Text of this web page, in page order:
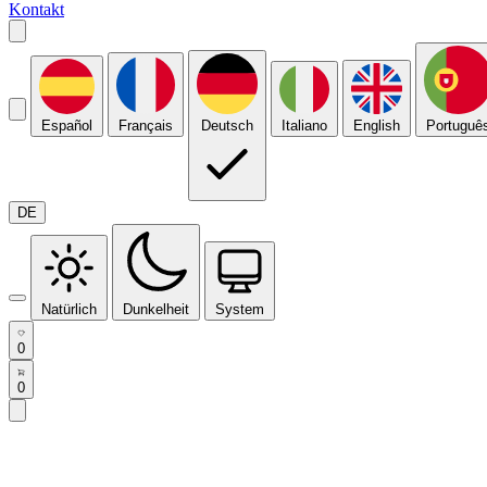
Kontakt
Español Français Deutsch Italiano English
DE
Natürlich Dunkelheit System
0
0